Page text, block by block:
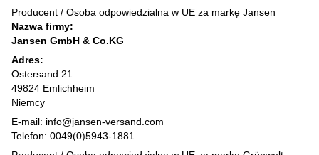
Producent / Osoba odpowiedzialna w UE za markę Jansen
Nazwa firmy:
Jansen GmbH & Co.KG
Adres:
Ostersand 21
49824 Emlichheim
Niemcy
E-mail: info@jansen-versand.com
Telefon: 0049(0)5943-1881